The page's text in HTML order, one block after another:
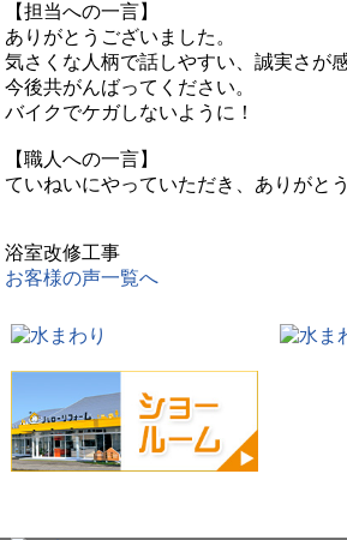
【担当への一言】
ありがとうございました。
気さくな人柄で話しやすい、誠実さが
今後共がんばってください。
バイクでケガしないように！
【職人への一言】
ていねいにやっていただき、ありがと
浴室改修工事
お客様の声一覧へ